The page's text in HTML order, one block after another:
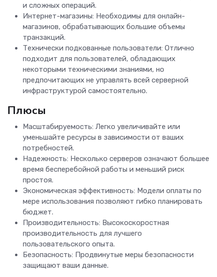
и сложных операций.
Интернет-магазины: Необходимы для онлайн-
магазинов, обрабатывающих большие объемы
транзакций.
Технически подкованные пользователи: Отлично
подходит для пользователей, обладающих
некоторыми техническими знаниями, но
предпочитающих не управлять всей серверной
инфраструктурой самостоятельно.
Плюсы
Масштабируемость: Легко увеличивайте или
уменьшайте ресурсы в зависимости от ваших
потребностей.
Надежность: Несколько серверов означают большее
время бесперебойной работы и меньший риск
простоя.
Экономическая эффективность: Модели оплаты по
мере использования позволяют гибко планировать
бюджет.
Производительность: Высокоскоростная
производительность для лучшего
пользовательского опыта.
Безопасность: Продвинутые меры безопасности
защищают ваши данные.